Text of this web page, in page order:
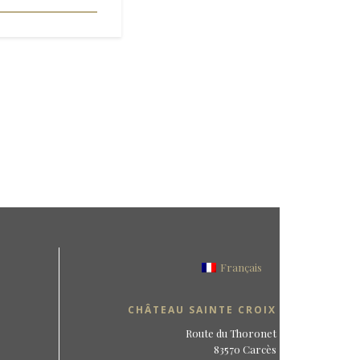
Français
CHÂTEAU SAINTE CROIX
Route du Thoronet
83570 Carcès